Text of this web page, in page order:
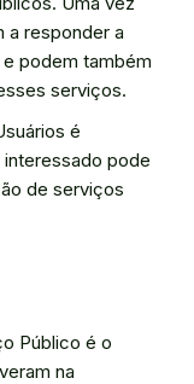
a responder a
podem também
serviços.
é
pode
de serviços
Público é o
na